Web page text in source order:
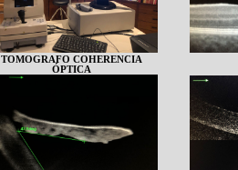
TOMOGRAFO COHERENCIA
ÓPTICA